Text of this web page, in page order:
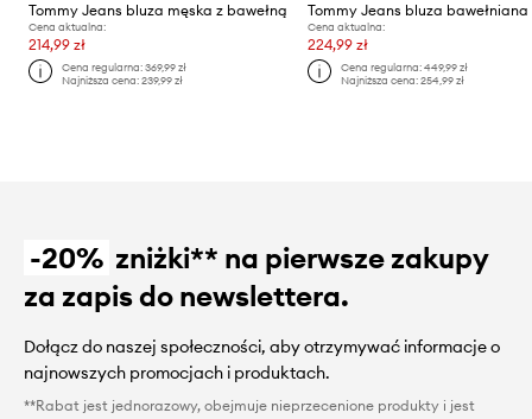
Tommy Jeans bluza męska z bawełną
Cena aktualna:
214,99 zł
Cena regularna:369,99 zł
Najniższa cena:239,99 zł
Tommy Jeans bluza bawełniana
Cena aktualna:
224,99 zł
Cena regularna: 449,99 zł
Najniższa cena: 254,99 zł
-20% zniżki** na pierwsze zakupy
za zapis do newslettera.
Dołącz do naszej społeczności, aby otrzymywać informacje o
najnowszych promocjach i produktach.
**Rabat jest jednorazowy, obejmuje nieprzecenione produkty i jest